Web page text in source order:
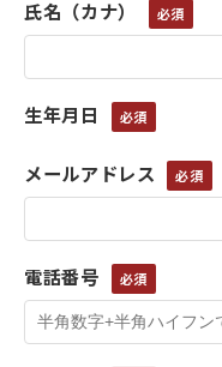
氏名（カナ）
生年月日
メールアドレス
電話番号